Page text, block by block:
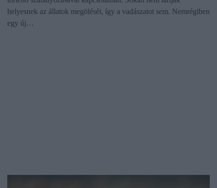
helyesnek az állatok megölését, így a vadászatot sem. Nemrégiben
egy új…